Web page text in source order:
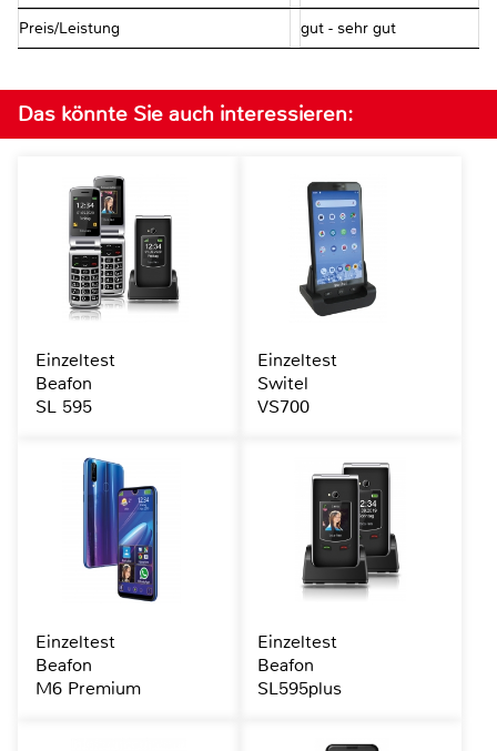
Preis/Leistung gut - sehr gut
Das könnte Sie auch interessieren:
Einzeltest
Beafon
SL 595
Einzeltest
Switel
VS700
Einzeltest
Beafon
M6 Premium
Einzeltest
Beafon
SL595plus